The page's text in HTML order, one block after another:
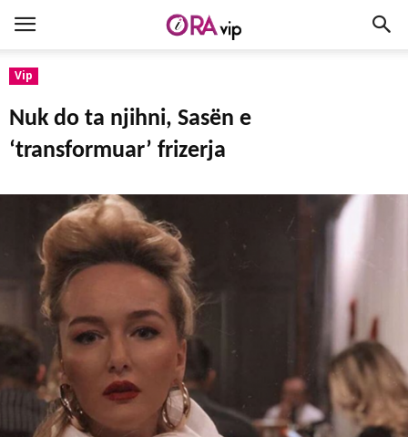
Vip
Nuk do ta njihni, Sasën e
‘transformuar’ frizerja